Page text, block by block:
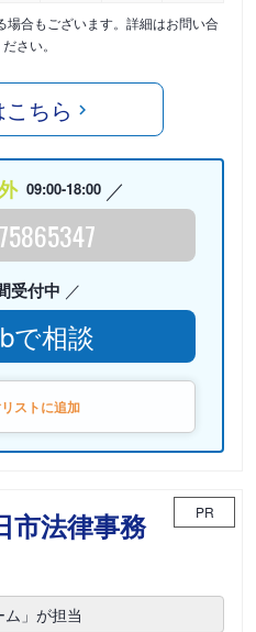
合もございます。詳細はお問い合
さい。
ちら
09:00-18:00
受付中
で相談
ストに追加
市法律事務
PR
」が担当